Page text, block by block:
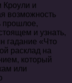
Кроули и
возможность
прошлое,
и узнать,
гадание «Что
расклад на
который
или